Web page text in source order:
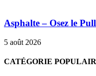
Asphalte – Osez le
5 août 2026
CATÉGORIE